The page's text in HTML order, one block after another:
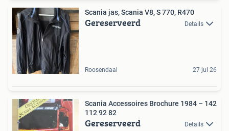
Scania jas, Scania V8, S 770, R470
Gereserveerd Details
Roosendaal 27 jul 26
Scania Accessoires Brochure 1984 – 142
112 92 82
Gereserveerd Details